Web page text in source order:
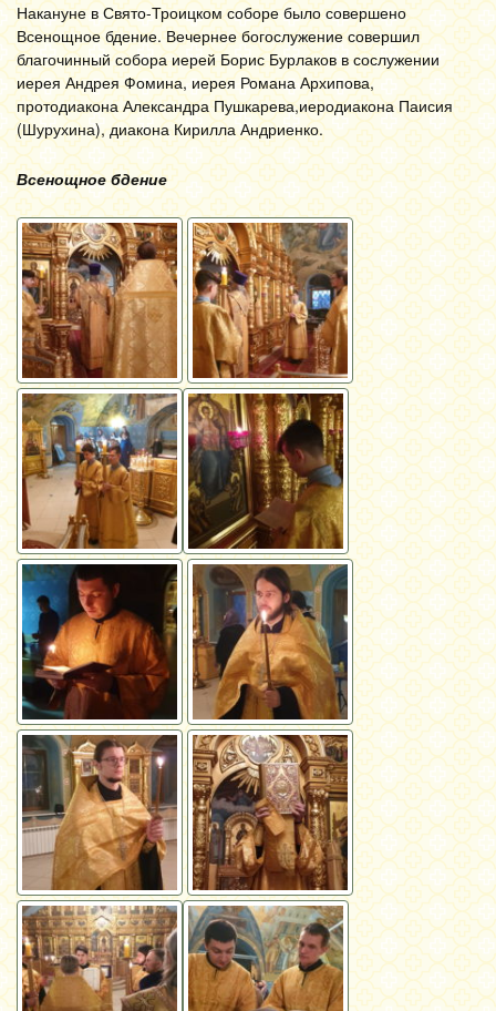
Накануне в Свято-Троицком соборе было совершено
Всенощное бдение. Вечернее богослужение совершил
благочинный собора иерей Борис Бурлаков в сослужении
иерея Андрея Фомина, иерея Романа Архипова,
протодиакона Александра Пушкарева,иеродиакона Паисия
(Шурухина), диакона Кирилла Андриенко.
Всенощное бдение